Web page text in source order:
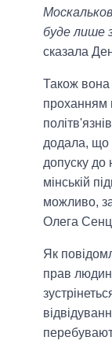
буде лише
сказала
Також вона
проханням
додала, що
допуску до
мінській
можливо,
Олега
Як
прав